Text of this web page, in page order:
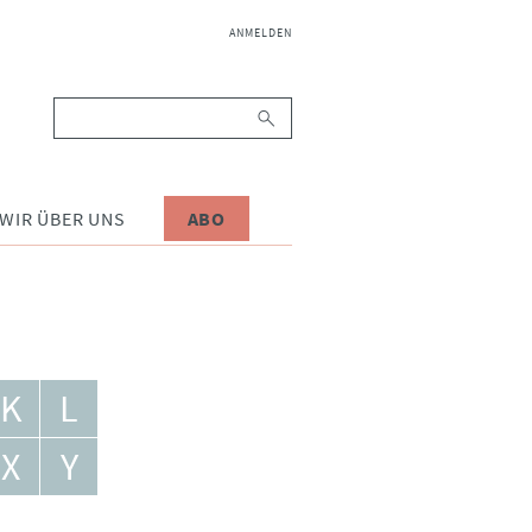
NAVIGATION
ANMELDEN
WIR ÜBER UNS ABO
K
L
X
Y